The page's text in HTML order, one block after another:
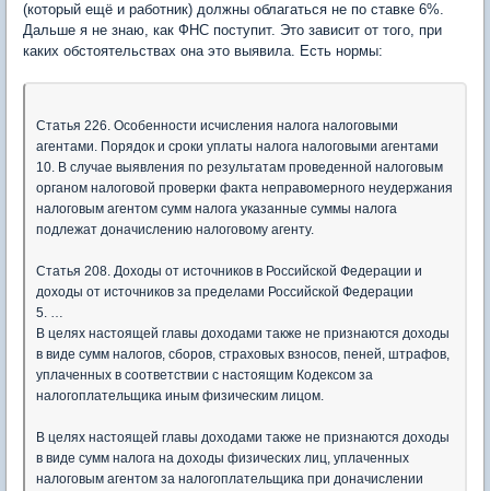
(который ещё и работник) должны облагаться не по ставке 6%.
Дальше я не знаю, как ФНС поступит. Это зависит от того, при
каких обстоятельствах она это выявила. Есть нормы:
Статья 226. Особенности исчисления налога налоговыми
агентами. Порядок и сроки уплаты налога налоговыми агентами
10. В случае выявления по результатам проведенной налоговым
органом налоговой проверки факта неправомерного неудержания
налоговым агентом сумм налога указанные суммы налога
подлежат доначислению налоговому агенту.
Статья 208. Доходы от источников в Российской Федерации и
доходы от источников за пределами Российской Федерации
5. …
В целях настоящей главы доходами также не признаются доходы
в виде сумм налогов, сборов, страховых взносов, пеней, штрафов,
уплаченных в соответствии с настоящим Кодексом за
налогоплательщика иным физическим лицом.
В целях настоящей главы доходами также не признаются доходы
в виде сумм налога на доходы физических лиц, уплаченных
налоговым агентом за налогоплательщика при доначислении